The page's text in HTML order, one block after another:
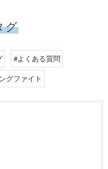
グ
#よくある質問
グファイト